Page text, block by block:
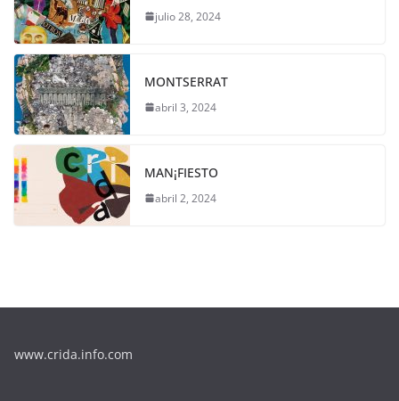
julio 28, 2024
MONTSERRAT
abril 3, 2024
MAN¡FIESTO
abril 2, 2024
www.crida.info.com